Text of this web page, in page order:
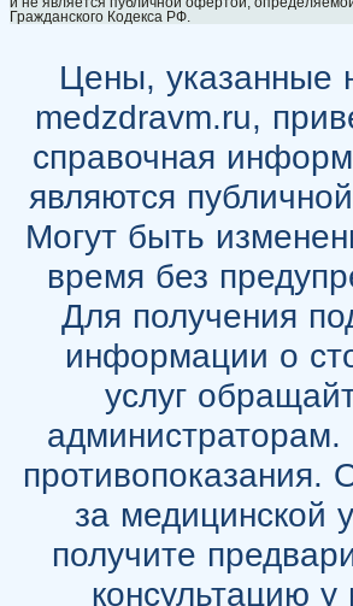
Гражданского Кодекса РФ.
Цены, указанные
medzdravm.ru,
справочная
являются
Могут быть
время без
Для получения
информации о
услуг
противопоказания.
за медицинской
получите
консультацию